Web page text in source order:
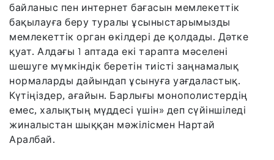
байланыс пен интернет бағасын мемлекеттік
бақылауға беру туралы ұсыныстарымызды
мемлекеттік орган өкілдері де қолдады. Дәтке
қуат. Алдағы 1 аптада екі тарапта мәселені
шешуге мүмкіндік беретін тиісті заңнамалық
нормаларды дайындап ұсынуға уағдаластық.
Күтіңіздер, ағайын. Барлығы монополистердің
емес, халықтың мүддесі үшін» деп сүйіншіледі
жиналыстан шыққан мәжілісмен Нартай
Аралбай.